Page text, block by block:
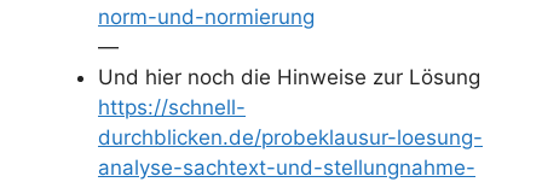
norm-und-normierung
—
Und hier noch die Hinweise zur Lösung
https://schnell-
durchblicken.de/probeklausur-loesung-
analyse-sachtext-und-stellungnahme-